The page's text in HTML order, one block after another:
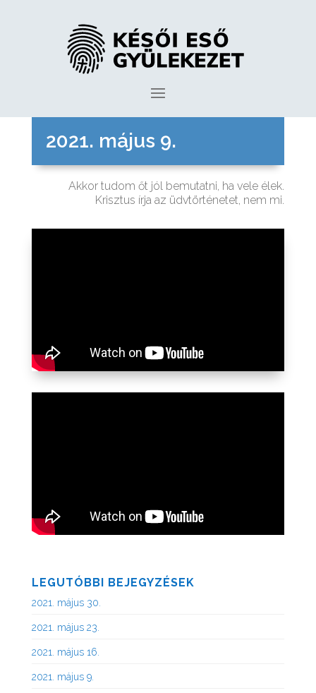
2021. május 9.
Akkor tudom őt jól bemutatni, ha vele élek.
Krisztus írja az üdvtörténetet, nem mi.
LEGUTÓBBI BEJEGYZÉSEK
2021. május 30.
2021. május 23.
2021. május 16.
2021. május 9.